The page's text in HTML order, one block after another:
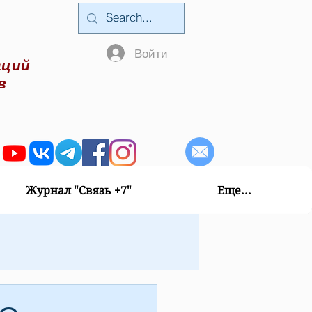
Войти
Журнал "Связь +7" Еще...